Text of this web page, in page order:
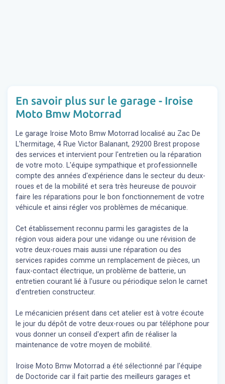
En savoir plus sur le garage - Iroise
Moto Bmw Motorrad
Le garage Iroise Moto Bmw Motorrad localisé au Zac De
L'hermitage, 4 Rue Victor Balanant, 29200 Brest propose
des services et intervient pour l'entretien ou la réparation
de votre moto. L'équipe sympathique et professionnelle
compte des années d'expérience dans le secteur du deux-
roues et de la mobilité et sera très heureuse de pouvoir
faire les réparations pour le bon fonctionnement de votre
véhicule et ainsi régler vos problèmes de mécanique.
Cet établissement reconnu parmi les garagistes de la
région vous aidera pour une vidange ou une révision de
votre deux-roues mais aussi une réparation ou des
services rapides comme un remplacement de pièces, un
faux-contact électrique, un problème de batterie, un
entretien courant lié à l'usure ou périodique selon le carnet
d'entretien constructeur.
Le mécanicien présent dans cet atelier est à votre écoute
le jour du dépôt de votre deux-roues ou par téléphone pour
vous donner un conseil d'expert afin de réaliser la
maintenance de votre moyen de mobilité.
Iroise Moto Bmw Motorrad a été sélectionné par l'équipe
de Doctoride car il fait partie des meilleurs garages et